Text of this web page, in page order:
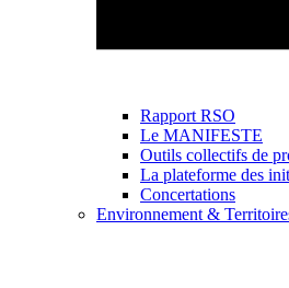
Rapport RSO
Le MANIFESTE
Outils collectifs de
La plateforme des
Concertations
Environnement &